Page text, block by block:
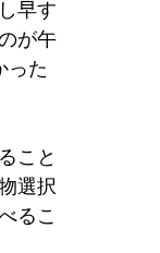
早す
が午
った
こと
選択
るこ